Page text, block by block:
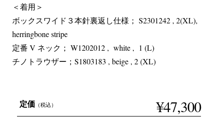
＜着用＞
ボックスワイド３本針裏返し仕様； S2301242 , 2(XL),
herringbone stripe
定番 V ネック； W1202012 , white , 1 (L)
チノトラウザー；S1803183 , beige , 2 (XL)
定価 （税込） ¥47,300